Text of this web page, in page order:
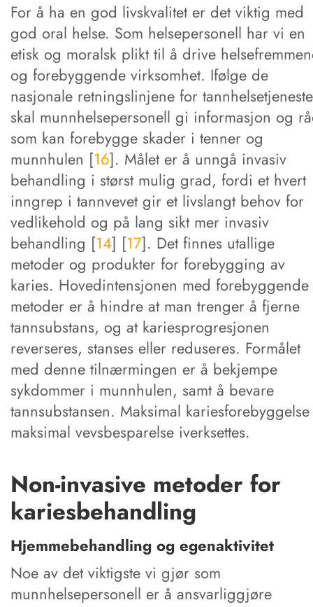
For å ha en god livskvalitet er det viktig med
god oral helse. Som helsepersonell har vi en
etisk og moralsk plikt til å drive
og forebyggende virksomhet. Ifølge de
nasjonale retningslinjene for
skal munnhelsepersonell gi informasjon og
som kan forebygge skader i tenner og
munnhulen [16]. Målet er å unngå invasiv
behandling i størst mulig grad, fordi et hvert
inngrep i tannvevet gir et livslangt behov for
vedlikehold og på lang sikt mer invasiv
behandling [14] [17]. Det finnes utallige
metoder og produkter for forebygging av
karies. Hovedintensjonen med forebyggende
metoder er å hindre at man trenger å fjerne
tannsubstans, og at kariesprogresjonen
reverseres, stanses eller reduseres. Formålet
med denne tilnærmingen er å bekjempe
sykdommer i munnhulen, samt å bevare
tannsubstansen. Maksimal
maksimal vevsbesparelse iverksettes.
Non-invasive metoder for
kariesbehandling
Hjemmebehandling og egenaktivitet
Noe av det viktigste vi gjør som
munnhelsepersonell er å ansvarliggjøre